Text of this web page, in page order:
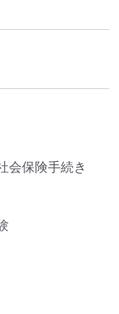
会保険手続き